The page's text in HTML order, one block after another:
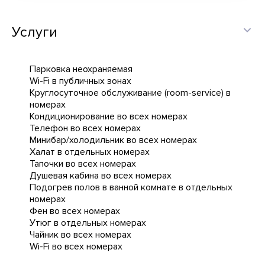
Услуги
Парковка неохраняемая
Wi-Fi в публичных зонах
Круглосуточное обслуживание (room-service) в
номерах
Кондиционирование во всех номерах
Телефон во всех номерах
Минибар/холодильник во всех номерах
Халат в отдельных номерах
Тапочки во всех номерах
Душевая кабина во всех номерах
Подогрев полов в ванной комнате в отдельных
номерах
Фен во всех номерах
Утюг в отдельных номерах
Чайник во всех номерах
Wi-Fi во всех номерах